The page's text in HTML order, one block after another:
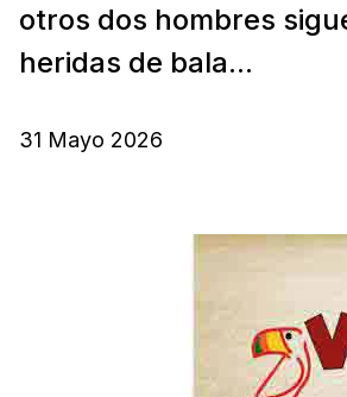
otros dos hombres
heridas de bala...
31 Mayo 2026